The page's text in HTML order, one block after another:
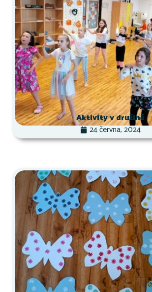
Aktivity v družině
24 června, 2024